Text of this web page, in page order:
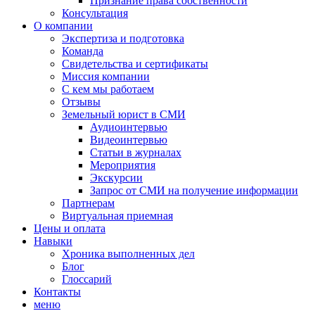
Консультация
О компании
Экспертиза и подготовка
Команда
Свидетельства и сертификаты
Миссия компании
С кем мы работаем
Отзывы
Земельный юрист в СМИ
Аудиоинтервью
Видеоинтервью
Статьи в журналах
Мероприятия
Экскурсии
Запрос от СМИ на получение информации
Партнерам
Виртуальная приемная
Цены и оплата
Навыки
Хроника выполненных дел
Блог
Глоссарий
Контакты
меню